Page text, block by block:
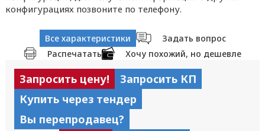
конфигурациях позвоните по телефону.
Все характеристики
Задать вопрос
Распечатать
Хочу похожий, но дешевле
Запросить цену!
Запросить КП
Купить через тендер
Вы перепродавец?